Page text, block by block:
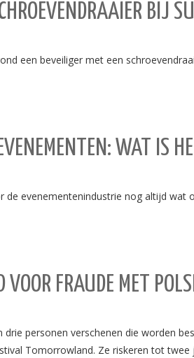
BIJ
een beveiliger met een
WAT IS
de evenementenindustrie nog altijd wat
VOOR FRAUDE MET
personen verschenen die worden
Tomorrowland. Ze riskeren tot twee